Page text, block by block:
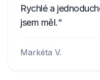
Rychlé a
jsem měl.
Markéta V.